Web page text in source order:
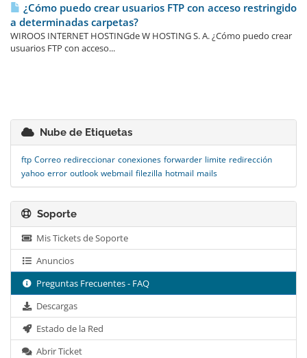
¿Cómo puedo crear usuarios FTP con acceso restringido
a determinadas carpetas?
WIROOS INTERNET HOSTINGde W HOSTING S. A. ¿Cómo puedo crear
usuarios FTP con acceso...
Nube de Etiquetas
ftp Correo redireccionar conexiones forwarder limite redirección
yahoo error outlook webmail filezilla hotmail mails
Soporte
Mis Tickets de Soporte
Anuncios
Preguntas Frecuentes - FAQ
Descargas
Estado de la Red
Abrir Ticket